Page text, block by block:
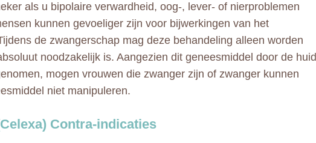
als u bipolaire verwardheid, oog-, lever- of nierproblemen
kunnen gevoeliger zijn voor bijwerkingen van het
de zwangerschap mag deze behandeling alleen worden
noodzakelijk is. Aangezien dit geneesmiddel door de huid
mogen vrouwen die zwanger zijn of zwanger kunnen
niet manipuleren.
Contra-indicaties